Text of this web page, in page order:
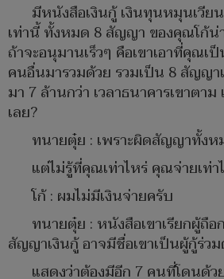
มีหนังสือเงินกู้ เงินทุนหมุนเวีย
เท่านี้ ทั้งหมด 8 สัญญา ของคุณโก้
ถ้าจะอนุมานเร็วๆ คือเขาเอาที่คุณเ
คนอื่นมารวมด้วย รวมเป็น 8 สัญญา
มา 7 ล้านกว่า เวลาธนาคารเขาตา
เลย?
ทนายตุ๋ย : เพราะผิดสัญญาทั้งห
แต่ไม่รู้ที่คุณเท่าไหร่ คุณจ่ายเท่า
โก้ : ผมไม่มีเงินจ่ายครับ
ทนายตุ๋ย : หนังสือเขาเรียกผู้ถือ
สัญญาเงินกู้ อาจมีชื่อเขาเป็นผู้กู้ร่ว
แสดงว่าต้องมีอีก 7 คนที่โดนด้